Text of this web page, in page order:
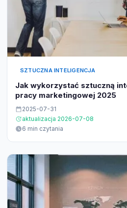
SZTUCZNA INTELIGENCJA
Jak wykorzystać sztuczną
pracy marketingowej 2025
2025-07-31
aktualizacja 2026-07-08
6 min czytania